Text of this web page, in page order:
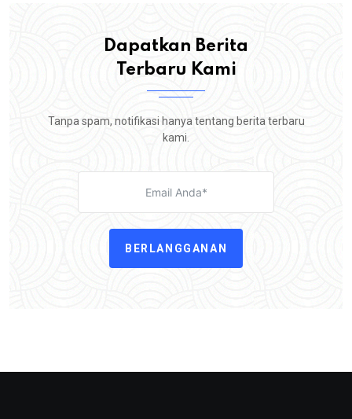
Dapatkan Berita
Terbaru Kami
Tanpa spam, notifikasi hanya tentang berita terbaru
kami.
BERLANGGANAN